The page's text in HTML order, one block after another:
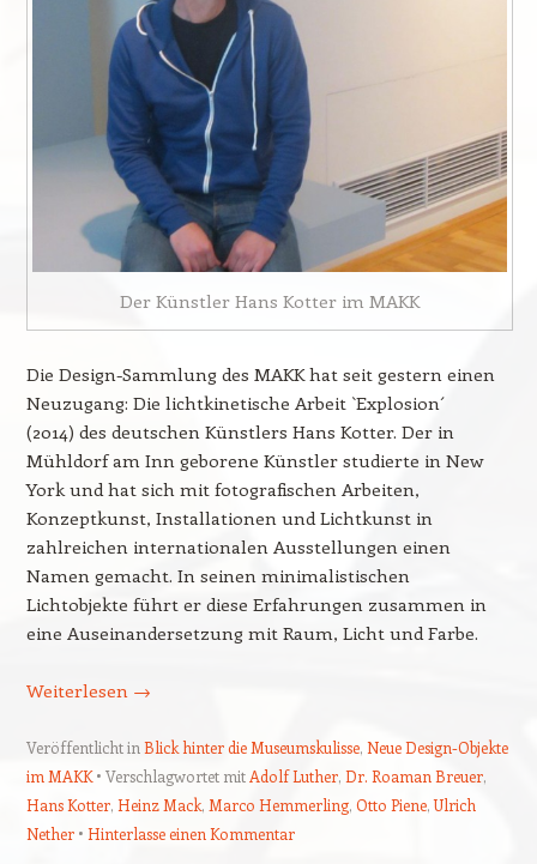
Der Künstler Hans Kotter im MAKK
Die Design-Sammlung des MAKK hat seit gestern einen
Neuzugang: Die lichtkinetische Arbeit `Explosion´
(2014) des deutschen Künstlers Hans Kotter. Der in
Mühldorf am Inn geborene Künstler studierte in New
York und hat sich mit fotografischen Arbeiten,
Konzeptkunst, Installationen und Lichtkunst in
zahlreichen internationalen Ausstellungen einen
Namen gemacht. In seinen minimalistischen
Lichtobjekte führt er diese Erfahrungen zusammen in
eine Auseinandersetzung mit Raum, Licht und Farbe.
Weiterlesen →
Veröffentlicht in Blick hinter die Museumskulisse, Neue Design-Objekte
im MAKK
Verschlagwortet mit Adolf Luther, Dr. Roaman Breuer,
Hans Kotter, Heinz Mack, Marco Hemmerling, Otto Piene,Ulrich
Nether
Hinterlasse einen Kommentar